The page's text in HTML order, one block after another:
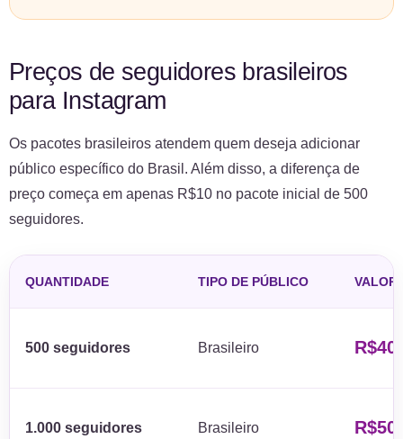
Preços de seguidores brasileiros
para Instagram
Os pacotes brasileiros atendem quem deseja adicionar
público específico do Brasil. Além disso, a diferença de
preço começa em apenas R$10 no pacote inicial de 500
seguidores.
QUANTIDADE TIPO DE PÚBLICO VALOR
500 seguidores Brasileiro R$40
1.000 seguidores Brasileiro R$50